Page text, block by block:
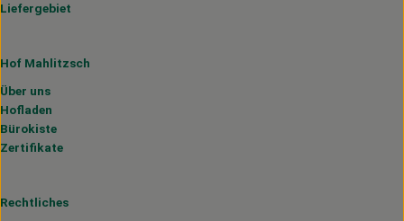
Liefergebiet
Hof Mahlitzsch
Über uns
Hofladen
Bürokiste
Zertifikate
Rechtliches